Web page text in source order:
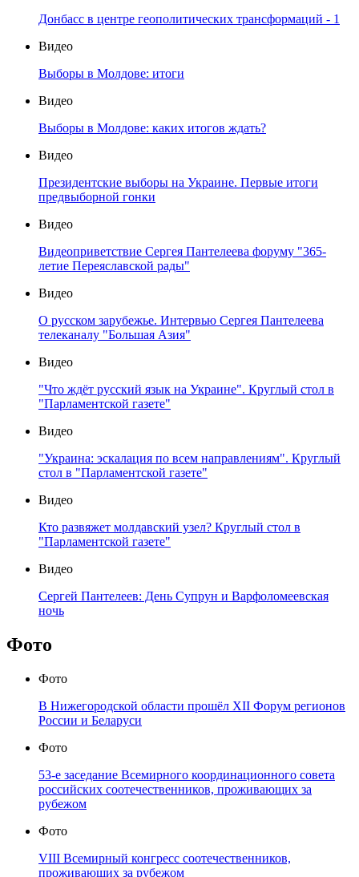
Донбасс в центре геополитических трансформаций - 1
Видео
Выборы в Молдове: итоги
Видео
Выборы в Молдове: каких итогов ждать?
Видео
Президентские выборы на Украине. Первые итоги
предвыборной гонки
Видео
Видеоприветствие Сергея Пантелеева форуму "365-
летие Переяславской рады"
Видео
О русском зарубежье. Интервью Сергея Пантелеева
телеканалу "Большая Азия"
Видео
"Что ждёт русский язык на Украине". Круглый стол в
"Парламентской газете"
Видео
"Украина: эскалация по всем направлениям". Круглый
стол в "Парламентской газете"
Видео
Кто развяжет молдавский узел? Круглый стол в
"Парламентской газете"
Видео
Сергей Пантелеев: День Супрун и Варфоломеевская
ночь
Фото
Фото
В Нижегородской области прошёл XII Форум регионов
России и Беларуси
Фото
53-е заседание Всемирного координационного совета
российских соотечественников, проживающих за
рубежом
Фото
VIII Всемирный конгресс соотечественников,
проживающих за рубежом